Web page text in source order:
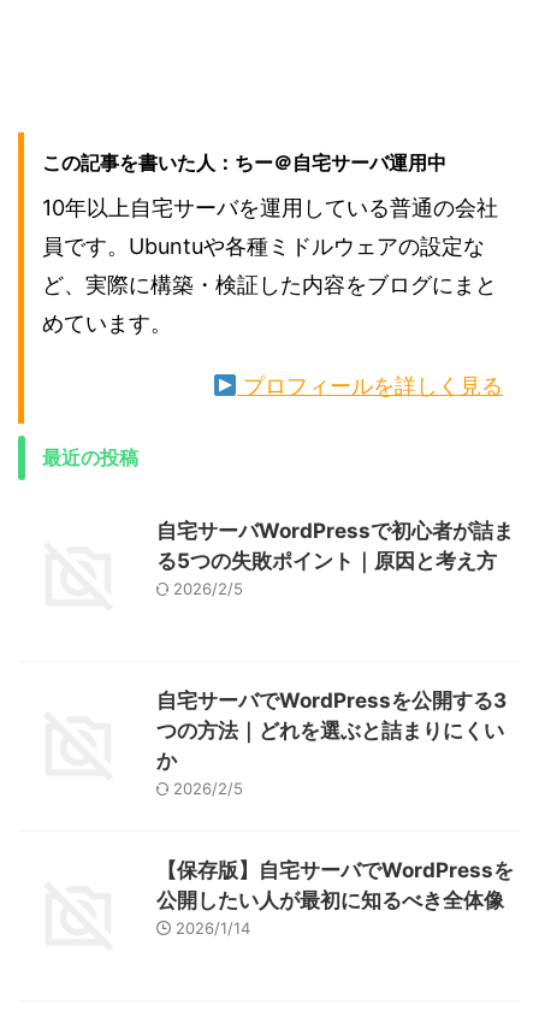
この記事を書いた人：ちー＠自宅サーバ運用中
10年以上自宅サーバを運用している普通の会社
員です。Ubuntuや各種ミドルウェアの設定な
ど、実際に構築・検証した内容をブログにまと
めています。
プロフィールを詳しく見る
最近の投稿
自宅サーバWordPressで初心者が詰ま
る5つの失敗ポイント｜原因と考え方
2026/2/5
自宅サーバでWordPressを公開する3
つの方法｜どれを選ぶと詰まりにくい
か
2026/2/5
【保存版】自宅サーバでWordPressを
公開したい人が最初に知るべき全体像
2026/1/14